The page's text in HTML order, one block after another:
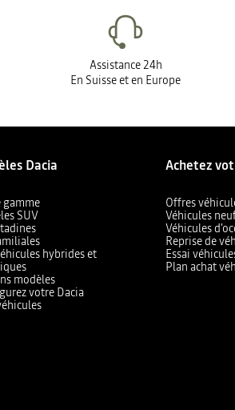
Assistance 24h
En Suisse et en Europe
Dacia
gamme
SUV
hybrides et
modèles
votre Dacia
Achetez
Offres
Véhicules
Véhicules
Reprise de
Essai
Plan achat